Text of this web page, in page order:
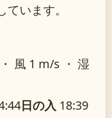
います。
風 1 m/s ・ 湿
日の入 18:39